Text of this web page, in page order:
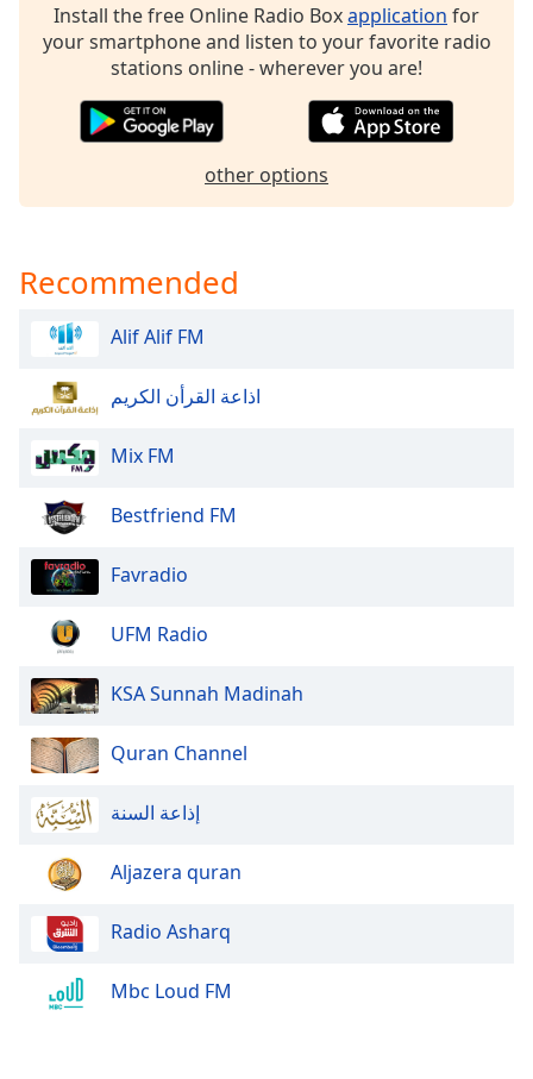
Install the free Online Radio Boxapplication for
your smartphone and listen to your favorite radio
stations online - wherever you are!
other options
Recommended
Alif Alif FM
اذاعة القرأن الكريم
Mix FM
Bestfriend FM
Favradio
UFM Radio
KSA Sunnah Madinah
Quran Channel
إذاعة السنة
Aljazera quran
Radio Asharq
Mbc Loud FM